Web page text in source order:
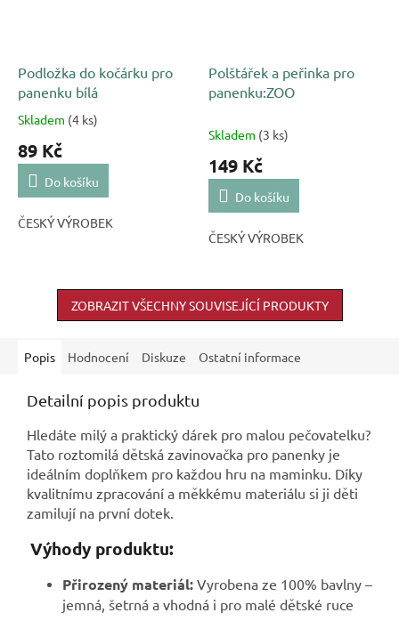
Podložka do kočárku pro
panenku bílá
Průměrné
hodnocení
produktu
5,0
5
Skladem (4 ks)
89 Kč
Do košíku
ČESKÝ VÝROBEK
Polštářek a peřinka pro
panenku:ZOO
Skladem (3 ks)
149 Kč
Do košíku
ČESKÝ VÝROBEK
ZOBRAZIT VŠECHNY SOUVISEJÍCÍ PRODUKTY
Popis Hodnocení Diskuze Ostatní informace
Detailní popis produktu
Hledáte milý a praktický dárek pro malou pečovatelku?
Tato roztomilá dětská zavinovačka pro panenky je
ideálním doplňkem pro každou hru na maminku. Díky
kvalitnímu zpracování a měkkému materiálu si ji děti
zamilují na první dotek.
Výhody produktu:
Přirozený materiál: Vyrobena ze 100% bavlny –
jemná, šetrná a vhodná i pro malé dětské ruce